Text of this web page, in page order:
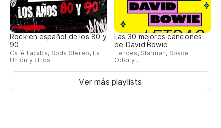
Rock en español de los 80 y
90
Café Tacvba, Soda Stereo, La
Unión y otros
Las 30 mejores canciones
de David Bowie
Heroes, Starman, Space
Oddity...
Ver más playlists